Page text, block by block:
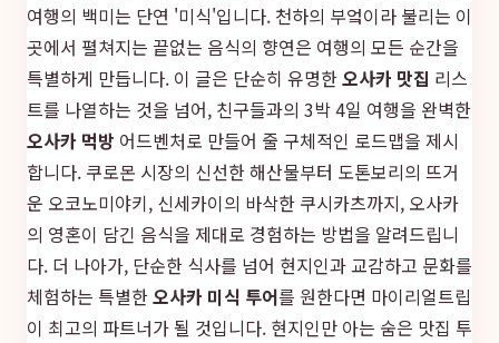
여행의 백미는 단연 '미식'입니다. 천하의 부엌이라 불리는 이
곳에서 펼쳐지는 끝없는 음식의 향연은 여행의 모든 순간을
특별하게 만듭니다. 이 글은 단순히 유명한오사카 맛집 리스
트를 나열하는 것을 넘어, 친구들과의 3박 4일 여행을 완벽한
오사카 먹방 어드벤처로 만들어 줄 구체적인 로드맵을 제시
합니다. 쿠로몬 시장의 신선한 해산물부터 도톤보리의 뜨거
운 오코노미야키, 신세카이의 바삭한 쿠시카츠까지, 오사카
의 영혼이 담긴 음식을 제대로 경험하는 방법을 알려드립니
다. 더 나아가, 단순한 식사를 넘어 현지인과 교감하고 문화를
체험하는 특별한오사카 미식 투어를 원한다면 마이리얼트립
이 최고의 파트너가 될 것입니다. 현지인만 아는 숨은 맛집 투